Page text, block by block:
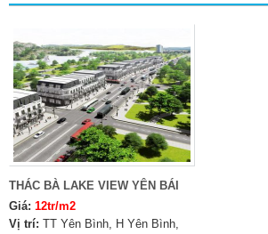
THÁC BÀ LAKE VIEW YÊN BÁI
Giá: 12tr/m2
Vị trí: TT Yên Bình, H Yên Bình,